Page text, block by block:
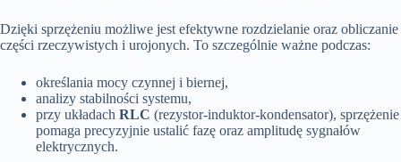
Dzięki sprzężeniu możliwe jest efektywne rozdzielanie oraz obliczanie
części rzeczywistych i urojonych. To szczególnie ważne podczas:
określania mocy czynnej i biernej,
analizy stabilności systemu,
przy układach RLC (rezystor-induktor-kondensator), sprzężenie
pomaga precyzyjnie ustalić fazę oraz amplitudę sygnałów
elektrycznych.